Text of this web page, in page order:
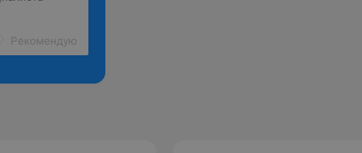
Рекомендую